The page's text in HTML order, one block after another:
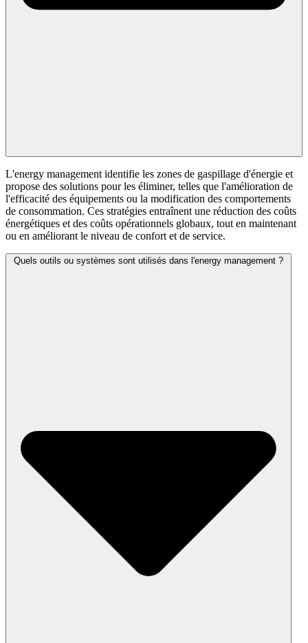
L'energy management identifie les zones de gaspillage d'énergie et
propose des solutions pour les éliminer, telles que l'amélioration de
l'efficacité des équipements ou la modification des comportements
de consommation. Ces stratégies entraînent une réduction des coûts
énergétiques et des coûts opérationnels globaux, tout en maintenant
ou en améliorant le niveau de confort et de service.
Quels outils ou systèmes sont utilisés dans l'energy management ?